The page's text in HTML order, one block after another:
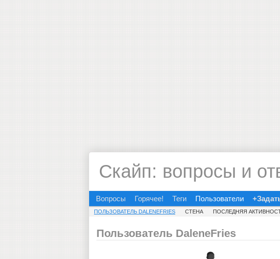
Скайп: вопросы и
Вопросы Горячее! Теги Пользователи
ПОЛЬЗОВАТЕЛЬ DALENEFRIES СТЕНА ПОСЛЕДНЯЯ
Пользователь DaleneFries